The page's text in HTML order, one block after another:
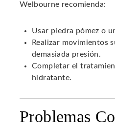
Welbourne recomienda:
Usar piedra pómez o
Realizar movimientos
demasiada presión.
Completar el
hidratante.
Problemas